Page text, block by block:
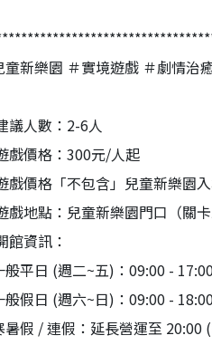
童新樂園 ＃實境遊戲 ＃劇情治
議人數：2-6人
戲價格：300元/人起
價格「不包含」兒童新樂園
地點：兒童新樂園門口（關卡
資訊：
平日 (週二~五)：09:00 -
假日 (週六~日)：09:00 -
假 / 連假：延長營運至 20:00